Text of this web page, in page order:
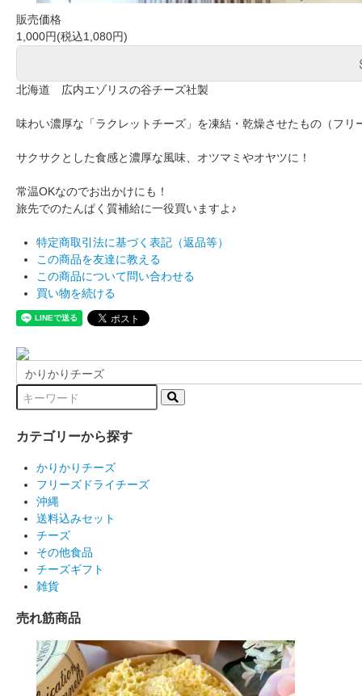
販売価格
1,000円(税込1,080円)
北海道 広内エゾリスの谷チーズ社製
味わい濃厚な「ラクレットチーズ」を凍結・乾燥させたもの（フリ
サクサクとした食感と濃厚な風味、オツマミやオヤツに！
常温OKなのでお出かけにも！
旅先でのたんぱく質補給に一役買いますよ♪
特定商取引法に基づく表記（返品等）
この商品を友達に教える
この商品について問い合わせる
買い物を続ける
カテゴリーから探す
かりかりチーズ
フリーズドライチーズ
沖縄
送料込みセット
チーズ
その他食品
チーズギフト
雑貨
売れ筋商品